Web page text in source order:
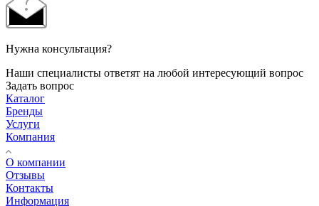
Нужна консультация?
Наши специалисты ответят на любой интересующий вопрос
Задать вопрос
Каталог
Бренды
Услуги
Компания
О компании
Отзывы
Контакты
Информация